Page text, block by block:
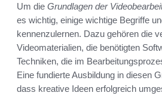
Um die Grundlagen der
es wichtig, einige wichtige Begriffe
kennenzulernen. Dazu gehören die
Videomaterialien, die benötigten
Techniken, die im
Eine fundierte Ausbildung in diesen
dass kreative Ideen erfolgreich